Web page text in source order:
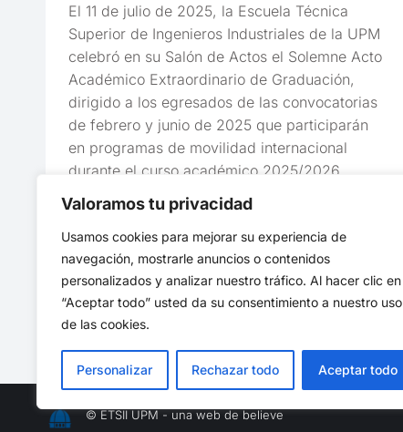
Valoramos tu privacidad
Usamos cookies para mejorar su experiencia de
navegación, mostrarle anuncios o contenidos
personalizados y analizar nuestro tráfico. Al hacer clic en
“Aceptar todo” usted da su consentimiento a nuestro uso
de las cookies.
Personalizar Rechazar todo Aceptar todo
El 11 de julio de 2025, la Escuela Técnica
Superior de Ingenieros Industriales de la UPM
celebró en su Salón de Actos el Solemne Acto
Académico Extraordinario de Graduación,
dirigido a los egresados de las convocatorias
de febrero y junio de 2025 que participarán
en programas de movilidad internacional
durante el curso académico 2025/2026.
© ETSII UPM - una web de believe